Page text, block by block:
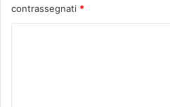
contrassegnati *